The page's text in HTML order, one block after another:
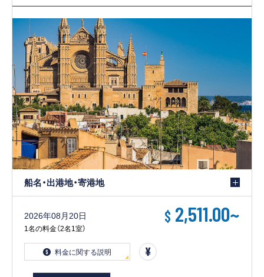
船名・出港地・寄港地
2026年08月20日
1名の料金（2名1室）
$ 2,511.00~
料金に関する説明